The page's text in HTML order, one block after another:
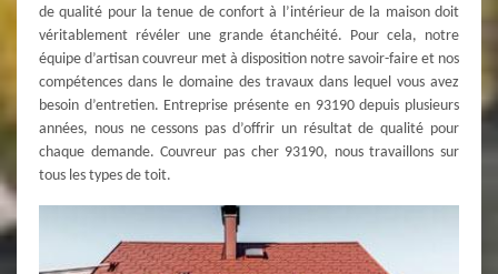
de qualité pour la tenue de confort à l’intérieur de la maison doit
véritablement révéler une grande étanchéité. Pour cela, notre
équipe d’artisan couvreur met à disposition notre savoir-faire et nos
compétences dans le domaine des travaux dans lequel vous avez
besoin d’entretien. Entreprise présente en 93190 depuis plusieurs
années, nous ne cessons pas d’offrir un résultat de qualité pour
chaque demande. Couvreur pas cher 93190, nous travaillons sur
tous les types de toit.